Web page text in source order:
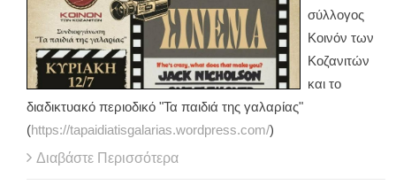
σύλλογος
Κοινόν των
Κοζανιτών
και το
διαδικτυακό περιοδικό "Τα παιδιά της γαλαρίας"
(https://tapaidiatisgalarias.wordpress.com/)
Διαβάστε Περισσότερα